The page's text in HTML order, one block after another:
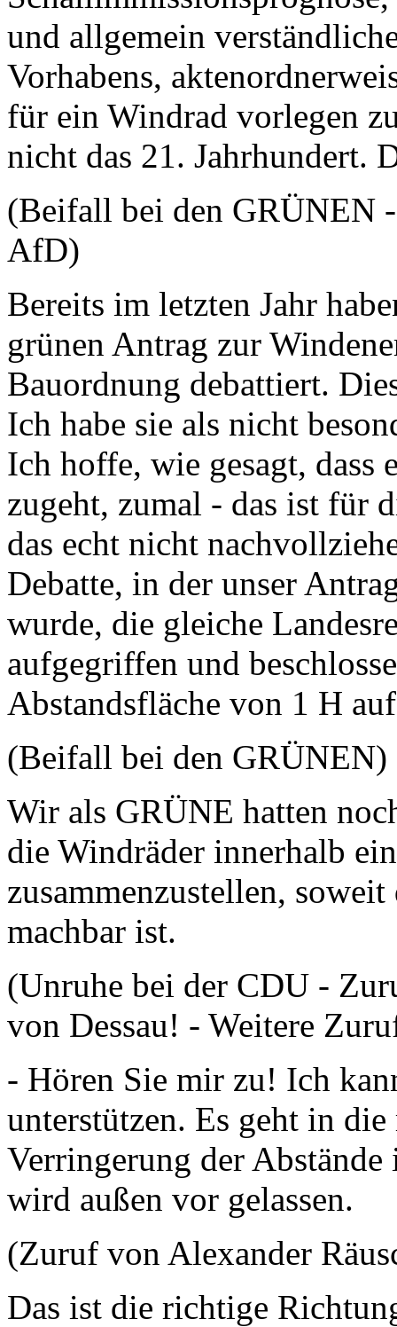
und allgemein
Vorhabens,
für ein Windrad vorlegen
nicht das 21. Jahrhundert.
(Beifall bei den GRÜNEN
AfD)
Bereits im letzten Jahr
grünen Antrag zur
Bauordnung debattiert.
Ich habe sie als nicht
Ich hoffe, wie gesagt, dass
zugeht, zumal - das ist für
das echt nicht
Debatte, in der unser
wurde, die gleiche
aufgegriffen und
Abstandsfläche von 1 H
(Beifall bei den GRÜNEN)
Wir als GRÜNE hatten
die Windräder innerhalb
zusammenzustellen,
machbar ist.
(Unruhe bei der CDU -
von Dessau! - Weitere
- Hören Sie mir zu! Ich
unterstützen. Es geht in
Verringerung der
wird außen vor gelassen.
(Zuruf von Alexander
Das ist die richtige